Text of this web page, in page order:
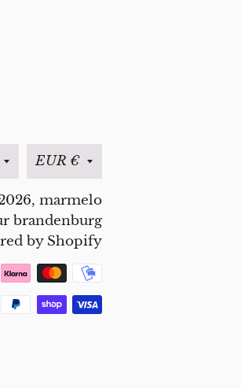
Währung
EUR €
marmelo
brandenburg
by Shopify